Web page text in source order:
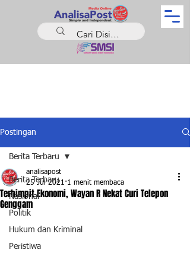
Postingan
Berita Terbaru
Nasional
Politik
Hukum dan Kriminal
Peristiwa
Berita Terbaru
Terhimpit Ekonomi, Wayan R Nekat Curi Telepon
Genggam
analisapost
25 Jul 2021 1 menit membaca